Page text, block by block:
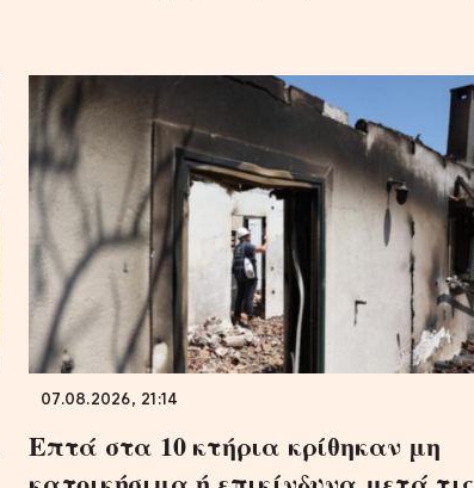
07.08.2026, 21:14
Επτά στα 10 κτήρια κρίθηκαν μη